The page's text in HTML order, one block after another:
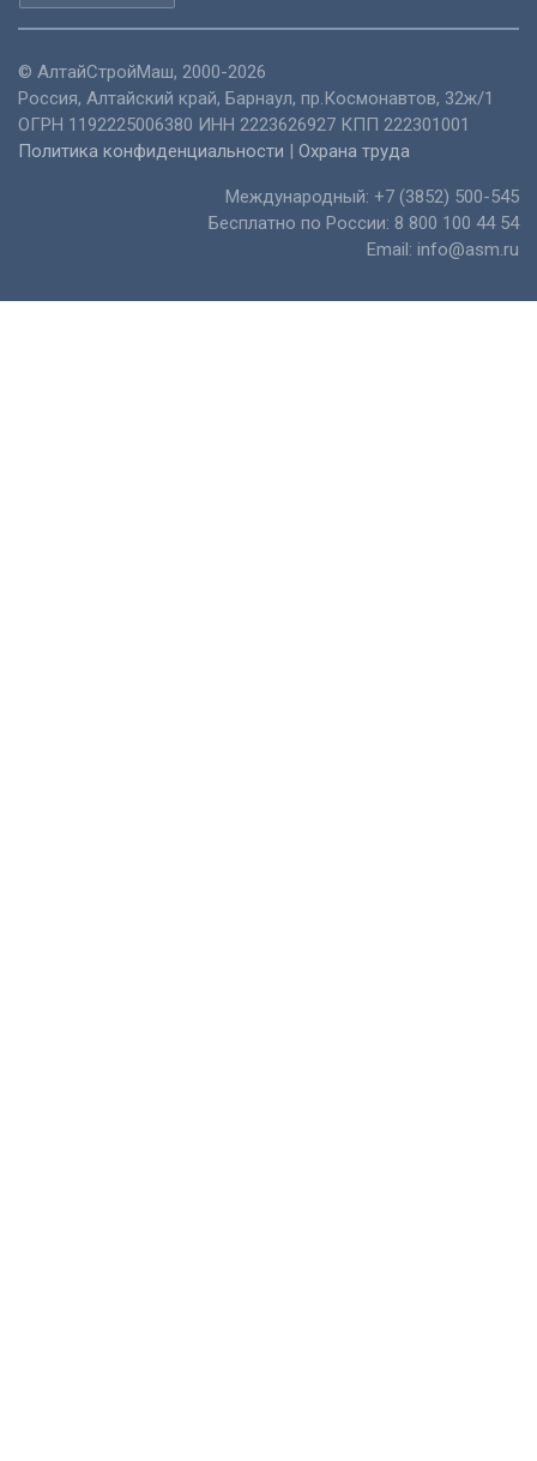
© АлтайСтройМаш, 2000-2026
Россия, Алтайский край, Барнаул, пр.Космонавтов, 32ж/1
ОГРН 1192225006380 ИНН 2223626927 КПП 222301001
Политика конфиденциальности | Охрана труда
Международный: +7 (3852) 500-545
Бесплатно по России: 8 800 100 44 54
Email: info@asm.ru